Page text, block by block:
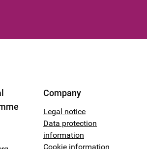
Company
Legal notice
Data protection
information
Cookie information